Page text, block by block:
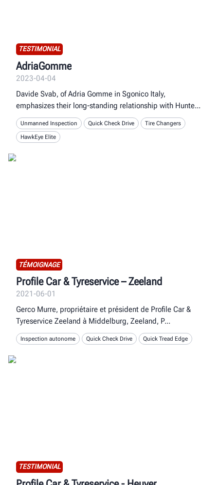
TESTIMONIAL
AdriaGomme
2023-04-04
Davide Svab, of Adria Gomme in Sgonico Italy,
emphasizes their long-standing relationship with Hunte
Unmanned Inspection Quick Check Drive
Tire Changers
HawkEye Elite
TÉMOIGNAGE
Profile Car & Tyreservice – Zeeland
2021-06-01
Gerco Murre, propriétaire et président de Profile Car &
Tyreservice Zeeland à Middelburg, Zeeland, P
Inspection autonome Quick Check Drive Quick Tread Edge
TESTIMONIAL